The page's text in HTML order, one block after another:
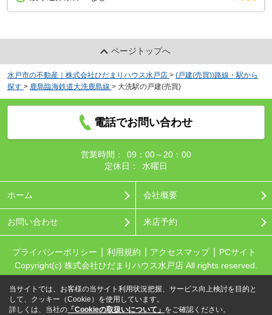
ページトップへ
水戸市の不動産｜株式会社ひだまりハウス水戸店 > (戸建(売買))路線・駅から
探す > 鹿島臨海鉄道大洗鹿島線 > 大洗駅の戸建(売買)
電話でお問い合わせ
営業時間：
09：00～20：00
定休日：
水曜日
ホーム 会社概要
お問い合わせ 来店予約
プライバシーポリシー 利用規約 アクセスマップ
PCサイト
Copyright(c) 株式会社ひだまりハウス水戸店 All rights reserved.
当サイトでは、お客様の当サイト利用状況把握、サービス向上検討を目的と
して、クッキー（Cookie）を使用しています。
詳しくは、当社の 「Cookieの取扱いについて」 をご確認ください。